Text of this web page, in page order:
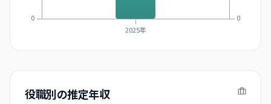
0
0
2025年
役職別の推定年収